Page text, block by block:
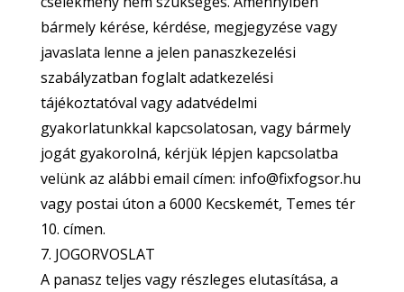
bármely kérése, kérdése, megjegyzése vagy
javaslata lenne a jelen panaszkezelési
szabályzatban foglalt adatkezelési
tájékoztatóval vagy adatvédelmi
gyakorlatunkkal kapcsolatosan, vagy bármely
jogát gyakorolná, kérjük lépjen kapcsolatba
velünk az alábbi email címen: info@fixfogsor.hu
vagy postai úton a 6000 Kecskemét, Temes tér
10. címen.
7. JOGORVOSLAT
A panasz teljes vagy részleges elutasítása, a